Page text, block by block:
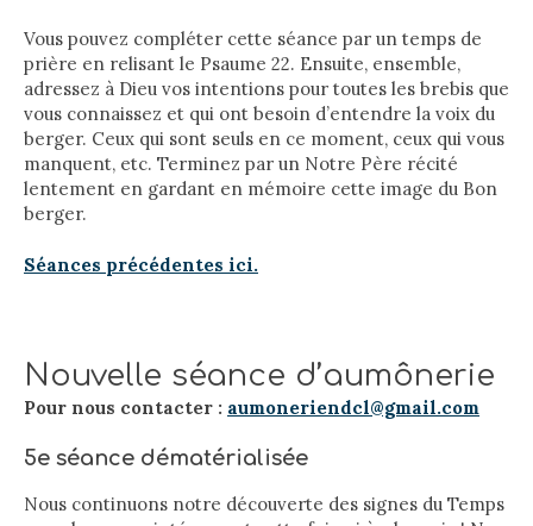
Vous pouvez compléter cette séance par un temps de
prière en relisant le Psaume 22. Ensuite, ensemble,
adressez à Dieu vos intentions pour toutes les brebis que
vous connaissez et qui ont besoin d’entendre la voix du
berger. Ceux qui sont seuls en ce moment, ceux qui vous
manquent, etc. Terminez par un Notre Père récité
lentement en gardant en mémoire cette image du Bon
berger.
Séances précédentes ici.
Nouvelle séance d’aumônerie
Pour nous contacter : aumoneriendcl@gmail.com
5e séance dématérialisée
Nous continuons notre découverte des signes du Temps